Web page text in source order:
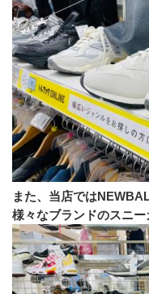
また、当店では
様々なブランドのスニー